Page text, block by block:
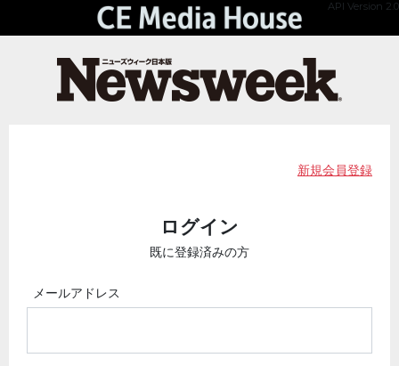
API Version 2.0
新規会員登録
ログイン
既に登録済みの方
メールアドレス